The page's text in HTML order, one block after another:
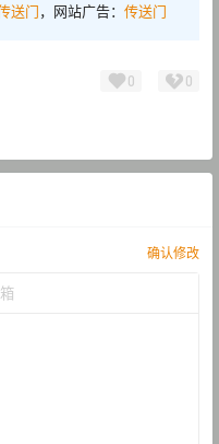
送门，网站广告： 传送门
0 0
确认修改